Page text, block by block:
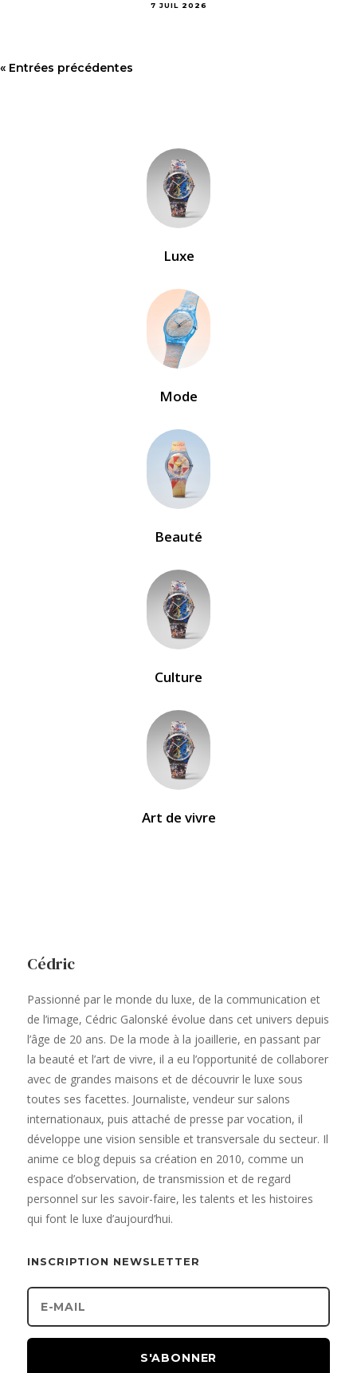
7 JUIL 2026
« Entrées précédentes
Luxe
Mode
Beauté
Culture
Art de vivre
Cédric
Passionné par le monde du luxe, de la communication et
de l’image, Cédric Galonské évolue dans cet univers depuis
l’âge de 20 ans. De la mode à la joaillerie, en passant par
la beauté et l’art de vivre, il a eu l’opportunité de collaborer
avec de grandes maisons et de découvrir le luxe sous
toutes ses facettes. Journaliste, vendeur sur salons
internationaux, puis attaché de presse par vocation, il
développe une vision sensible et transversale du secteur. Il
anime ce blog depuis sa création en 2010, comme un
espace d’observation, de transmission et de regard
personnel sur les savoir-faire, les talents et les histoires
qui font le luxe d’aujourd’hui.
INSCRIPTION NEWSLETTER
S'ABONNER